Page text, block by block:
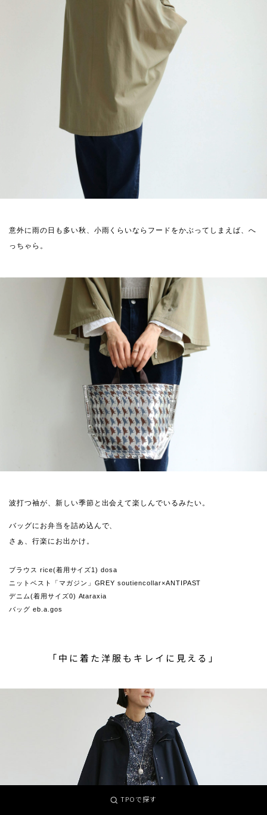
意外に雨の日も多い秋、小雨くらいならフードをかぶってしまえば、へ
っちゃら。
波打つ袖が、新しい季節と出会えて楽しんでいるみたい。
バッグにお弁当を詰め込んで、
さぁ、行楽にお出かけ。
ブラウス rice(着用サイズ1) dosa
ニットベスト「マガジン」GREY soutiencollar×ANTIPAST
デニム(着用サイズ0) Ataraxia
バッグ eb.a.gos
「中に着た洋服もキレイに見える」
TPOで探す